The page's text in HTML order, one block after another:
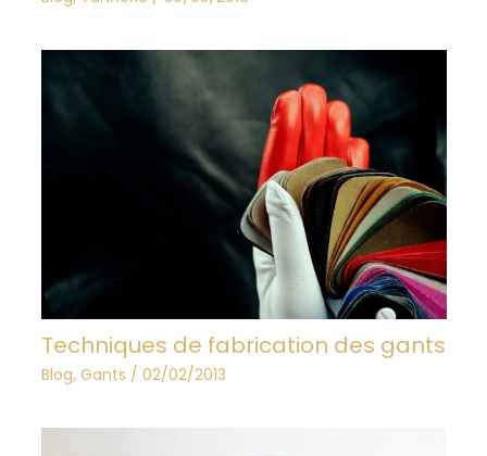
Techniques de fabrication des gants
Blog, Gants / 02/02/2013